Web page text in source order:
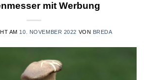
mit Werbung
AM 10. NOVEMBER 2022 VON BREDA